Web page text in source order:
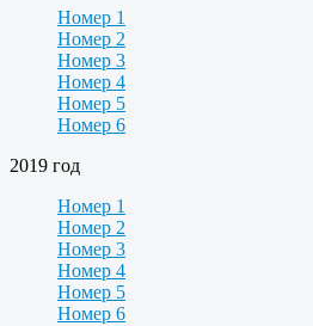
Номер 1
Номер 2
Номер 3
Номер 4
Номер 5
Номер 6
2019 год
Номер 1
Номер 2
Номер 3
Номер 4
Номер 5
Номер 6